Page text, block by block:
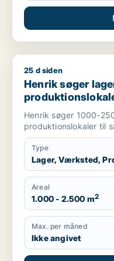
Henrik søger lager,
25 d siden
Henrik søger
Taastrup, Ishøj
Henrik søger 1000-
produktionslokaler til
Type
Lager, Værksted,
Areal
1.000 - 2.500 m2
Max. per måned
Ikke angivet